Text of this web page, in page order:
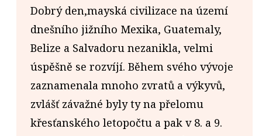
Dobrý den,mayská civilizace na území
dnešního jižního Mexika, Guatemaly,
Belize a Salvadoru nezanikla, velmi
úspěšně se rozvíjí. Během svého vývoje
zaznamenala mnoho zvratů a výkyvů,
zvlášť závažné byly ty na přelomu
křesťanského letopočtu a pak v 8. a 9.